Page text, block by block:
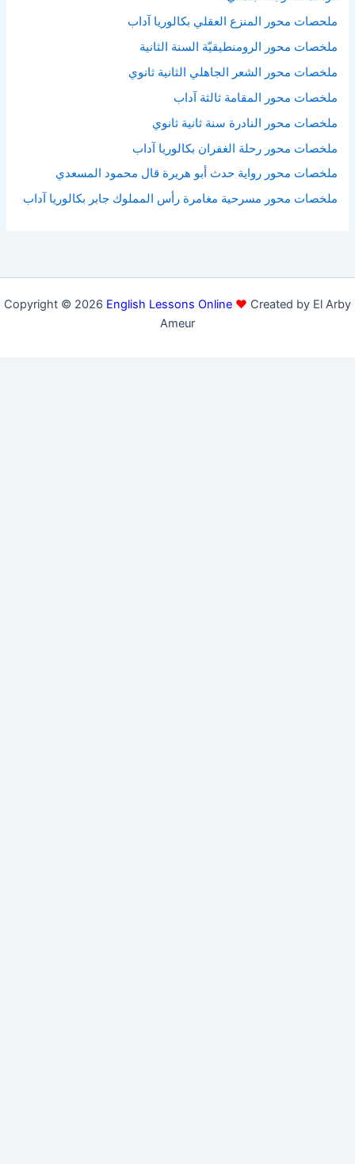
ملحصات محور المنزع العقلي بكالوريا آداب
ملخصات محور الرومنطيقيّة السنة الثانية
ملخصات محور الشعر الجاهلي الثانية ثانوي
ملخصات محور المقامة ثالثة آداب
ملخصات محور النادرة سنة ثانية ثانوي
ملخصات محور رحلة الغفران بكالوريا آداب
ملخصات محور رواية حدث أبو هريرة قال محمود المسعدي
ملخصات محور مسرحية مغامرة رأس المملوك جابر بكالوريا آداب
Copyright © 2026 English Lessons Online ♥ Created by El Arby
Ameur